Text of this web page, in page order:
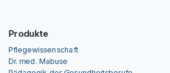
Produkte
Pflegewissenschaft
Dr. med. Mabuse